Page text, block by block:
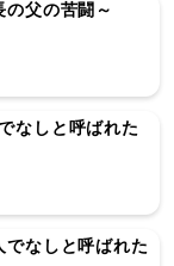
の父の苦闘～
なしと呼ばれた
でなしと呼ばれた